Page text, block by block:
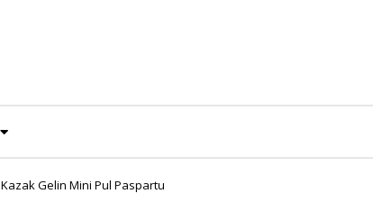
Kazak Gelin Mini Pul Paspartu